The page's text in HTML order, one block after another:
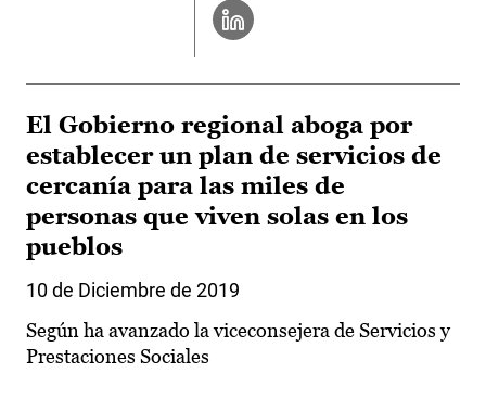
El Gobierno regional aboga por
establecer un plan de servicios de
cercanía para las miles de
personas que viven solas en los
pueblos
10 de Diciembre de 2019
Según ha avanzado la viceconsejera de Servicios y
Prestaciones Sociales